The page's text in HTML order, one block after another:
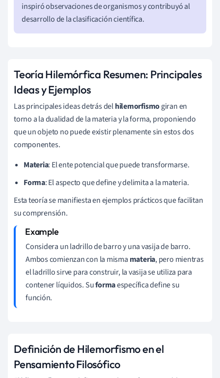
inspiró observaciones de organismos y contribuyó al
desarrollo de la clasificación científica.
Teoría Hilemórfica Resumen: Principales
Ideas y Ejemplos
Las principales ideas detrás delhilemorfismogiran en
torno a la dualidad de la materia y la forma, proponiendo
que un objeto no puede existir plenamente sin estos dos
componentes.
Materia: El ente potencial que puede transformarse.
Forma: El aspecto que define y delimita a la materia.
Esta teoría se manifiesta en ejemplos prácticos que facilitan
su comprensión.
Considera un ladrillo de barro y una vasija de barro.
Ambos comienzan con la misma materia, pero mientras
el ladrillo sirve para construir, la vasija se utiliza para
contener líquidos. Suformaespecífica define su
función.
Definición de Hilemorfismo en el
Pensamiento Filosófico